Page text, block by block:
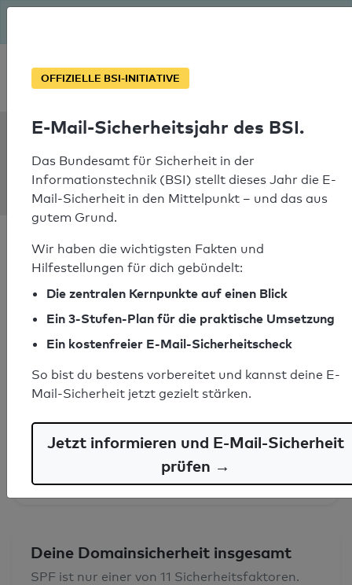
Soforthilfe bei Notfällen
heyer-
investment.de
SPF-Check bestanden
Ihr SPF-Record Prüfergebnis
SPF-Record gefunden
Syntaxprüfung: 0 Fehler
E-Mail-Spoofingschutz: Gut
Deine Domainsicherheit insgesamt
SPF ist nur einer von 11 Sicherheitsfaktoren.
OFFIZIELLE BSI-INITIATIVE
E-Mail-Sicherheitsjahr des BSI.
Das Bundesamt für Sicherheit in der
Informationstechnik (BSI) stellt dieses Jahr die E-
Mail-Sicherheit in den Mittelpunkt – und das aus
gutem Grund.
Wir haben die wichtigsten Fakten und
Hilfestellungen für dich gebündelt:
Die zentralen Kernpunkte auf einen Blick
Ein 3-Stufen-Plan für die praktische Umsetzung
Ein kostenfreier E-Mail-Sicherheitscheck
So bist du bestens vorbereitet und kannst deine E-
Mail-Sicherheit jetzt gezielt stärken.
Jetzt informieren und E-Mail-Sicherheit
prüfen →